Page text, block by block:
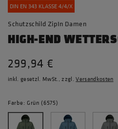
DIN EN 343 KLASSE 4/4/X
Schutzschild ZipIn Damen
HIGH-END
299,94 €
inkl. gesetzl. MwSt., zzgl.Versandkosten
Farbe: Grün (6575)